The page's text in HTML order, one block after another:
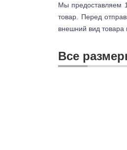
Мы предоставляем
товар. Перед
внешний вид товара
Все